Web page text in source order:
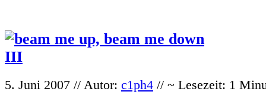
5. Juni 2007 // Autor: c1ph4 // ~ Lesezeit: 1